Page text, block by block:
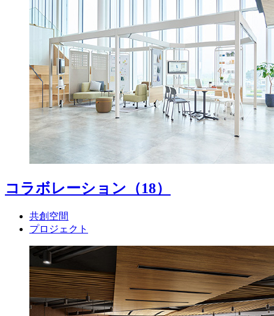
コラボレーション （18）
共創空間
プロジェクト